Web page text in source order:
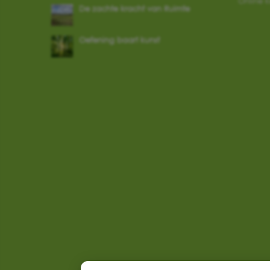
De zachte kracht van Ruimte
Oefening baart kunst